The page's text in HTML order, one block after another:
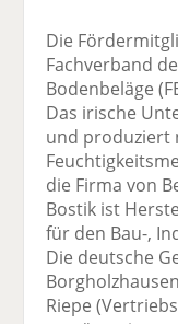
Die
Fachverband
Bodenbeläge
Das irische
und produziert
die Firma von
Bostik ist
für den Bau-,
Die deutsche
Riepe